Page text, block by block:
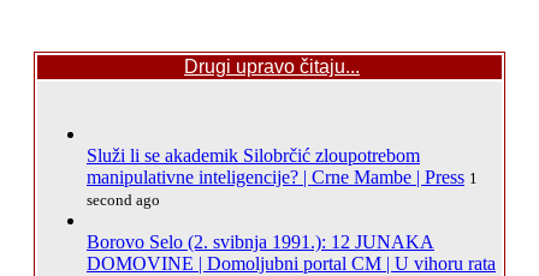
Drugi upravo čitaju...
Služi li se akademik Silobrčić zloupotrebom
manipulativne inteligencije? | Crne Mambe | Press 1
second ago
Borovo Selo (2. svibnja 1991.): 12 JUNAKA
DOMOVINE | Domoljubni portal CM | U vihoru rata